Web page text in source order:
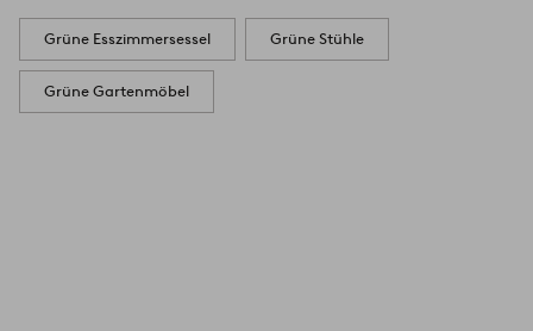
Grüne Esszimmersessel Grüne Stühle
Grüne Gartenmöbel